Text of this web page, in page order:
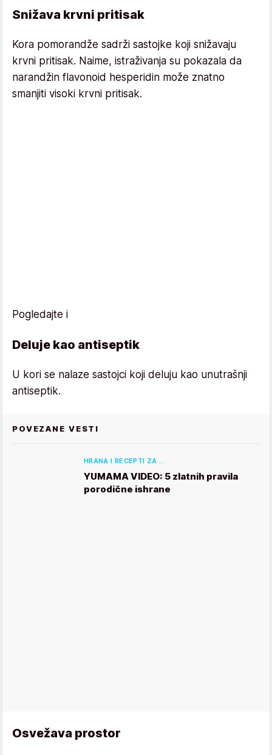
Snižava krvni pritisak
Kora pomorandže sadrži sastojke koji snižavaju
krvni pritisak. Naime, istraživanja su pokazala da
narandžin flavonoid hesperidin može znatno
smanjiti visoki krvni pritisak.
Pogledajte i
Deluje kao antiseptik
U kori se nalaze sastojci koji deluju kao unutrašnji
antiseptik.
POVEZANE VESTI
HRANA I RECEPTI ZA …
YUMAMA VIDEO: 5 zlatnih pravila
porodične ishrane
Osvežava prostor